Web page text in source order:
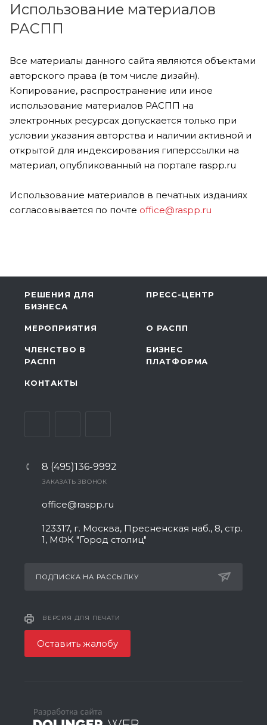
Использование материалов
РАСПП
Все материалы данного сайта являются объектами
авторского права (в том числе дизайн).
Копирование, распространение или иное
использование материалов РАСПП на
электронных ресурсах допускается только при
условии указания авторства и наличии активной и
открытой для индексирования гиперссылки на
материал, опубликованный на портале raspp.ru
Использование материалов в печатных изданиях
согласовывается по почте office@raspp.ru
РЕШЕНИЯ ДЛЯ
БИЗНЕСА
ПРЕСС-ЦЕНТР
МЕРОПРИЯТИЯ О РАСПП
ЧЛЕНСТВО В
РАСПП
БИЗНЕС
ПЛАТФОРМА
КОНТАКТЫ
8 (495)136-9992
ЗАКАЗАТЬ ЗВОНОК
office@raspp.ru
123317, г. Москва, Пресненская наб., 8, стр.
1, МФК "Город столиц"
ПОДПИСКА НА РАССЫЛКУ
ВЕРСИЯ ДЛЯ ПЕЧАТИ
Оставить жалобу